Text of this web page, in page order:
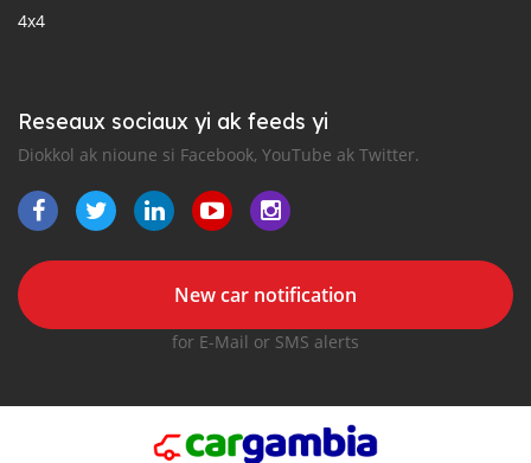
4x4
Reseaux sociaux yi ak feeds yi
Diokkol ak nioune si Facebook, YouTube ak Twitter.
New car notification
for E-Mail or SMS alerts